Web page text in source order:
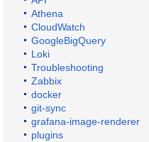
Athena
CloudWatch
GoogleBigQuery
Loki
Troubleshooting
Zabbix
docker
git-sync
grafana-image-renderer
plugins